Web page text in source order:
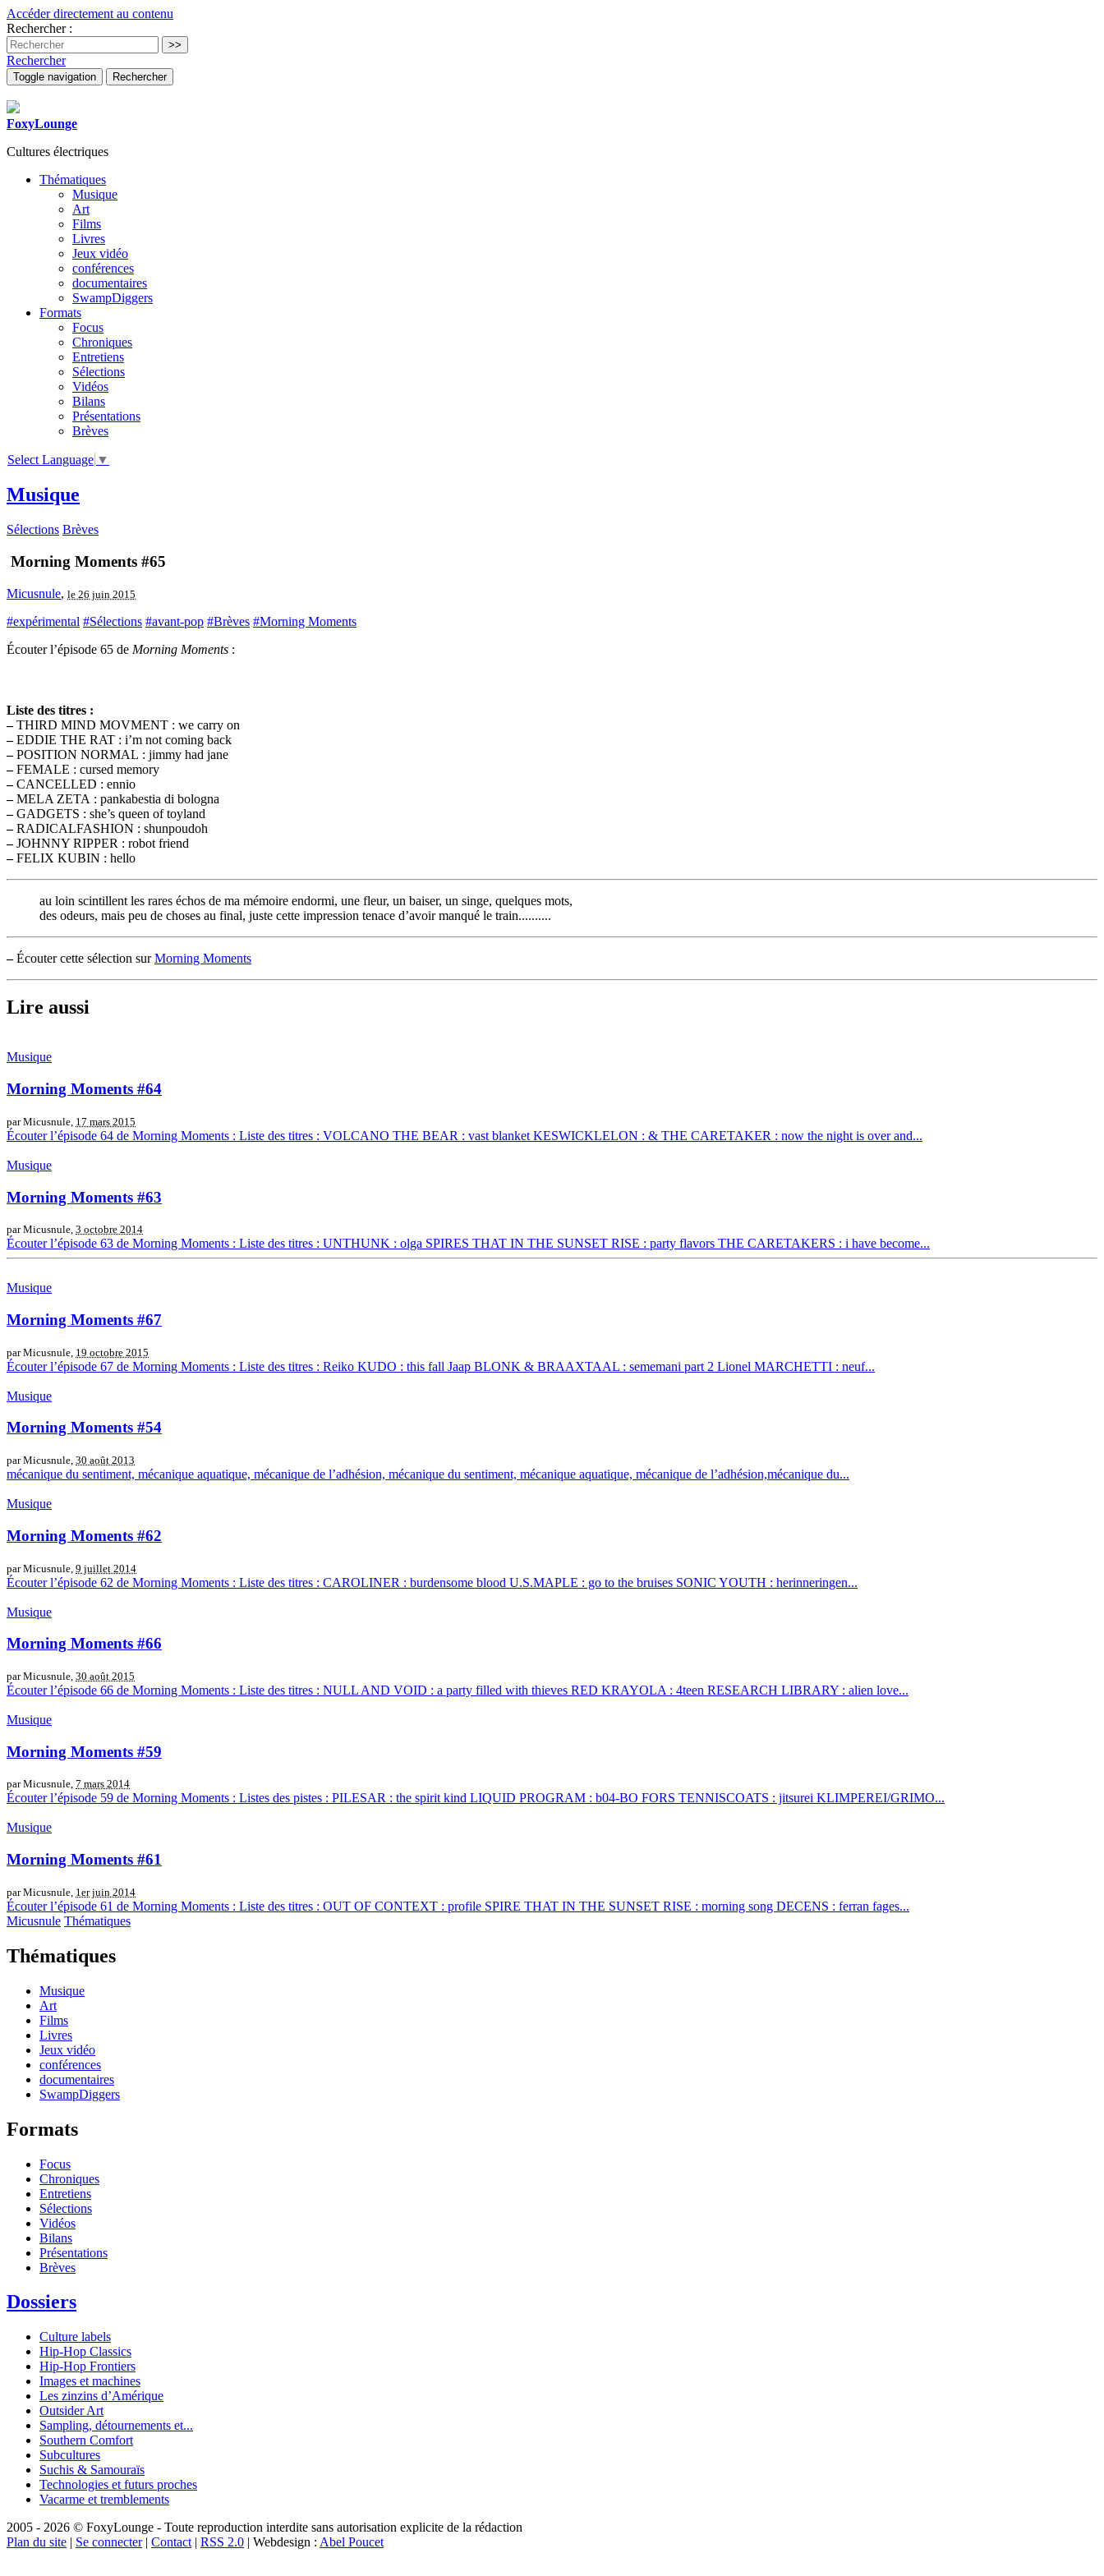
Accéder directement au contenu
Rechercher :
Rechercher
Toggle navigation Rechercher
FoxyLounge
Cultures électriques
Thématiques
Musique
Art
Films
Livres
Jeux vidéo
conférences
documentaires
SwampDiggers
Formats
Focus
Chroniques
Entretiens
Sélections
Vidéos
Bilans
Présentations
Brèves
Select Language ▼
Musique
Sélections Brèves
Morning Moments #65
Micusnule, le 26 juin 2015
#expérimental #Sélections #avant-pop #Brèves #Morning Moments
Écouter l’épisode 65 de Morning Moments :
Liste des titres :
–THIRD MIND MOVMENT : we carry on
–EDDIE THE RAT : i’m not coming back
–POSITION NORMAL : jimmy had jane
–FEMALE : cursed memory
–CANCELLED : ennio
–MELA ZETA : pankabestia di bologna
–GADGETS : she’s queen of toyland
–RADICALFASHION : shunpoudoh
–JOHNNY RIPPER : robot friend
–FELIX KUBIN : hello
au loin scintillent les rares échos de ma mémoire endormi, une fleur, un baiser, un singe, quelques mots,
des odeurs, mais peu de choses au final, juste cette impression tenace d’avoir manqué le train..........
–Écouter cette sélection surMorning Moments
Lire aussi
Musique
Morning Moments #64
par Micusnule, 17 mars 2015
Écouter l’épisode 64 de Morning Moments : Liste des titres : VOLCANO THE BEAR : vast blanket KESWICKLELON : & THE CARETAKER : now the night is over and...
Musique
Morning Moments #63
par Micusnule, 3 octobre 2014
Écouter l’épisode 63 de Morning Moments : Liste des titres : UNTHUNK : olga SPIRES THAT IN THE SUNSET RISE : party flavors THE CARETAKERS : i have become...
Musique
Morning Moments #67
par Micusnule, 19 octobre 2015
Écouter l’épisode 67 de Morning Moments : Liste des titres : Reiko KUDO : this fall Jaap BLONK & BRAAXTAAL : sememani part 2 Lionel MARCHETTI : neuf...
Musique
Morning Moments #54
par Micusnule, 30 août 2013
mécanique du sentiment, mécanique aquatique, mécanique de l’adhésion, mécanique du sentiment, mécanique aquatique, mécanique de l’adhésion,mécanique du...
Musique
Morning Moments #62
par Micusnule, 9 juillet 2014
Écouter l’épisode 62 de Morning Moments : Liste des titres : CAROLINER : burdensome blood U.S.MAPLE : go to the bruises SONIC YOUTH : herinneringen...
Musique
Morning Moments #66
par Micusnule, 30 août 2015
Écouter l’épisode 66 de Morning Moments : Liste des titres : NULL AND VOID : a party filled with thieves RED KRAYOLA : 4teen RESEARCH LIBRARY : alien love...
Musique
Morning Moments #59
par Micusnule, 7 mars 2014
Écouter l’épisode 59 de Morning Moments : Listes des pistes : PILESAR : the spirit kind LIQUID PROGRAM : b04-BO FORS TENNISCOATS : jitsurei KLIMPEREI/GRIMO...
Musique
Morning Moments #61
par Micusnule, 1er juin 2014
Écouter l’épisode 61 de Morning Moments : Liste des titres : OUT OF CONTEXT : profile SPIRE THAT IN THE SUNSET RISE : morning song DECENS : ferran fages...
Micusnule Thématiques
Thématiques
Musique
Art
Films
Livres
Jeux vidéo
conférences
documentaires
SwampDiggers
Formats
Focus
Chroniques
Entretiens
Sélections
Vidéos
Bilans
Présentations
Brèves
Dossiers
Culture labels
Hip-Hop Classics
Hip-Hop Frontiers
Images et machines
Les zinzins d’Amérique
Outsider Art
Sampling, détournements et...
Southern Comfort
Subcultures
Suchis & Samouraïs
Technologies et futurs proches
Vacarme et tremblements
2005 - 2026 © FoxyLounge - Toute reproduction interdite sans autorisation explicite de la rédaction
Plan du site | Se connecter| Contact | RSS 2.0 | Webdesign : Abel Poucet